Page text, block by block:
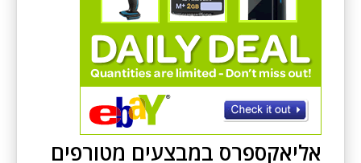
אליאקספרס במבצעים מטורפים